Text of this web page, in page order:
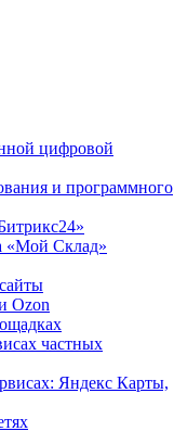
цифровой
и программного
«Мой Склад»
Ozon
частных
Яндекс Карты,